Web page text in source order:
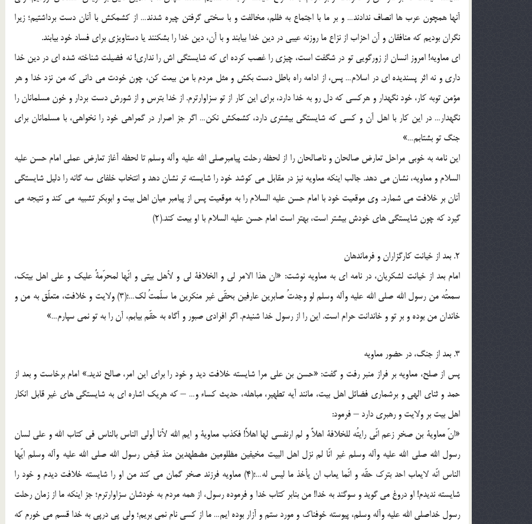
آنها همچون عرب ها انصاف ندادند… و بر ما با اجتماع به ظلم، مخالفت و با سختي گرفتن چيره شدند… از كشمكش با آنان دست برداشتيم؛ زيرا
نگران بوديم كه منافقان و آن احزاب از نزاع ما روزنه عيبي در دين خدا بيابند و با آن، دين خدا را بشكنند يا دستاويزي براي فساد خود بيابند.
اي معاويه! امروز انسان از زورگويي تو در شگفت است، چيزي را غصب كرده اي كه شايستگي اش را نداري! نه فضيلت شناخته شده اي در دين خدا
داري و نه اثر پسنديده اي در اسلام… پس، از ادامه راه باطل دست بكش و مثل مردم با من بيعت كن، چون خودت مي داني كه من نزد خدا و هر
مؤمن توبه كار، خود نگهدار و هركسي كه دل رو به خدا دارد، براي اين كار از تو سزاوارترم. از خدا بترس و از شورش دست بردار و خون مسلمانان را
نگهدار… در اين كار با اهل آن و كسي كه شايستگي بيشتري دارد، كشمكش نكن… اگر جز اصرار در گمراهي خود را نخواهي، با مسلمانان براي
جنگ تو بشتابم…»
اين نامه به خوبي مراحل تعارض صالحان و ناصالحان را از لحظه رحلت پيامبرصلي الله عليه وآله وسلم تا لحظه آغاز تعارض عملي امام حسن عليه
السلام و معاويه، نشان مي دهد. جالب اينكه معاويه نيز در مقابل مي كوشد خود را شايسته تر نشان دهد و انتخاب خلفاي سه گانه را دليل شايستگي
آنان بر خلافت مي شمارد. وي موقعيت خود با امام حسن عليه السلام را به موقعيت پس از پيامبر ميان اهل بيت و ابوبكر تشبيه مي كند و نتيجه مي
گيرد كه چون شايستگي هاي خودش بيشتر است، بهتر است امام حسن عليه السلام با او بيعت كند.(2)
2. بعد از خيانت كارگزاران و فرماندهان
امام بعد از خيانت لشكريان، در نامه اي به معاويه نوشت: «ان هذا الامر لي و الخلافة لي و لأهل بيتي و انّها لمحرّمةٌ عليك و علي اهل بيتك،
سمعتُه من رسول الله صلي الله عليه وآله وسلم لو وجدتُ صابرين عارفين بحقّي غير منكرين ما سلّمتُ لك…؛(3) ولايت و خلافت، متعلّق به من و
خاندان من بوده و بر تو و خاندانت حرام است. اين را از رسول خدا شنيدم. اگر افرادي صبور و آگاه به حقّم بيابم، آن را به تو نمي سپارم…»
3. بعد از جنگ، در حضور معاويه
پس از صلح، معاويه بر فراز منبر رفت و گفت: «حسن بن علي مرا شايسته خلافت ديد و خود را براي اين امر، صالح نديد.» امام برخاست و بعد از
حمد و ثناي الهي و برشماري فضائل اهل بيت، مانند آيه تطهير، مباهله، حديث كساء و… – كه هريك اشاره اي به شايستگي هاي غير قابل انكار
اهل بيت بر ولايت و رهبري دارد – فرمود:
«انّ معاوية بن صخر زعم انّي رايتُه للخلافة اهلاً و لم ارنفسي لها اهلاً! فكذب معاوية و ايم الله لأنا أولي الناس بالناس في كتاب الله و علي لسان
رسول الله صلي الله عليه وآله وسلم غير انّا لم نزل اهل البيت مخيفين مظلومين مضطهدين منذ قبض رسول الله صلي الله عليه وآله وسلم ايّها
الناس انّه لايعاب احد بترك حقّه و انّما يعاب ان يأخذ ما ليس له…؛(4) معاويه فرزند صخر گمان مي كند من او را شايسته خلافت ديدم و خود را
شايسته نديدم! او دروغ مي گويد و سوگند به خدا! من بنابر كتاب خدا و فرموده رسول، از همه مردم به خودشان سزاوارترم؛ جز اينكه ما از زمان رحلت
رسول خداصلي الله عليه وآله وسلم، پيوسته خوفناك و مورد ستم و آزار بوده ايم… ما از كسي نام نمي بريم؛ ولي پي درپي به خدا قسم مي خورم كه